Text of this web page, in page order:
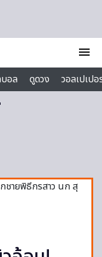
menu
อล ดูดวง
วอลเปเป